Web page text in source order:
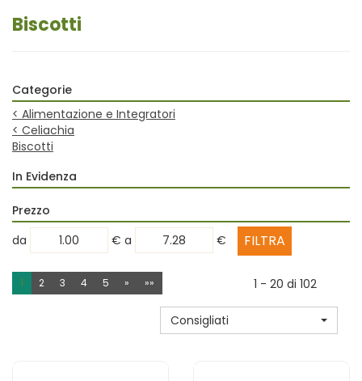
Biscotti
Categorie
< Alimentazione e Integratori
< Celiachia
Biscotti
In Evidenza
Prezzo
filtra
da € filtra
a €
1 2 3 4 5 » »» 1 - 20 di 102
Consigliati